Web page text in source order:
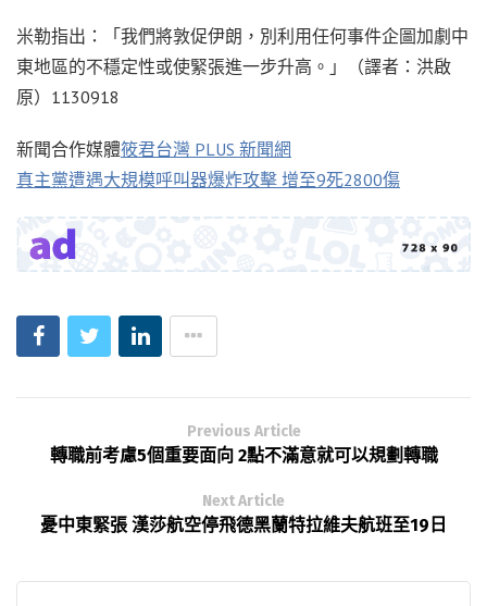
米勒指出：「我們將敦促伊朗，別利用任何事件企圖加劇中
東地區的不穩定性或使緊張進一步升高。」（譯者：洪啟
原）1130918
新聞合作媒體筱君台灣 PLUS 新聞網
真主黨遭遇大規模呼叫器爆炸攻擊 增至9死2800傷
Previous Article
轉職前考慮5個重要面向 2點不滿意就可以規劃轉職
Next Article
憂中東緊張 漢莎航空停飛德黑蘭特拉維夫航班至19日